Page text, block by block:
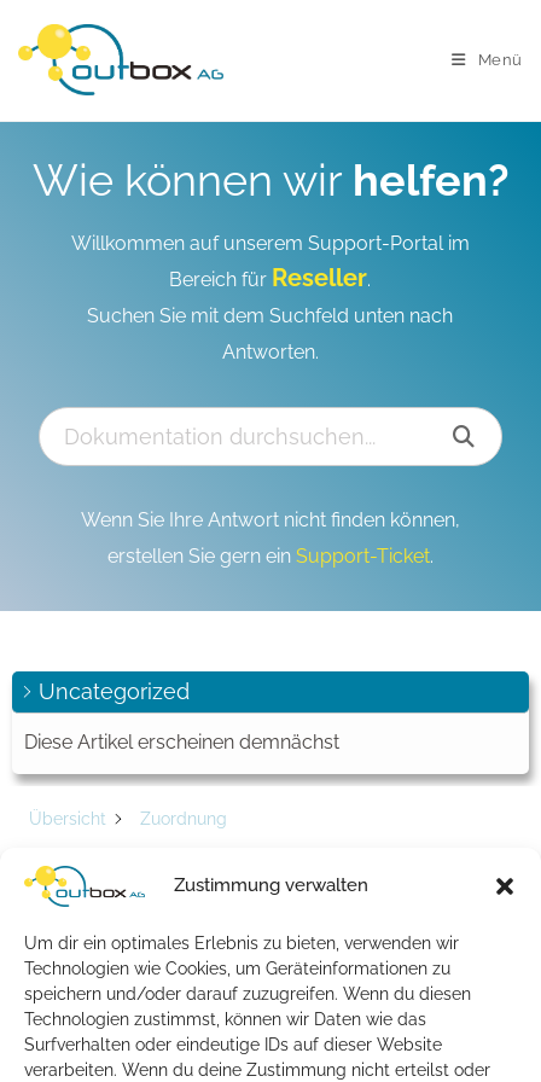
Zustimmung verwalten
Um dir ein optimales Erlebnis zu bieten, verwenden wir
Technologien wie Cookies, um Geräteinformationen zu
speichern und/oder darauf zuzugreifen. Wenn du diesen
Technologien zustimmst, können wir Daten wie das
Surfverhalten oder eindeutige IDs auf dieser Website
verarbeiten. Wenn du deine Zustimmung nicht erteilst oder
Menü
Wie können wir helfen?
Willkommen auf unserem Support-Portal im
Bereich für Reseller.
Suchen Sie mit dem Suchfeld unten nach
Antworten.
Wenn Sie Ihre Antwort nicht finden können,
erstellen Sie gern ein Support-Ticket.
Uncategorized
Diese Artikel erscheinen demnächst
Übersicht Zuordnung
Schlagwort -
Zuordnung
Artikel
Wie löse ich eine geschaltete Rufnummer
von einem SIP-Account, damit der SIP-